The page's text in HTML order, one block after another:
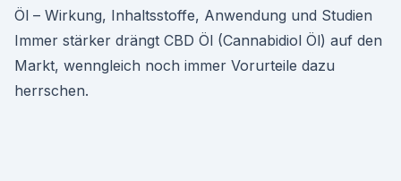
Öl – Wirkung, Inhaltsstoffe, Anwendung und Studien
Immer stärker drängt CBD Öl (Cannabidiol Öl) auf den
Markt, wenngleich noch immer Vorurteile dazu
herrschen.